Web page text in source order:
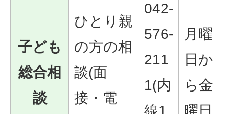
子ども
総合相
談
ひとり親
の方の相
談(面
接・電
042-
576-
211
1(内
線1
月曜
日か
ら金
曜日